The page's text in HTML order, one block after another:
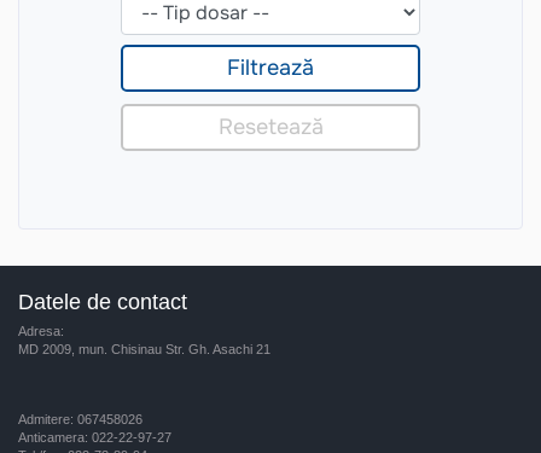
Datele de contact
Adresa:
MD 2009, mun. Chisinau Str. Gh. Asachi 21
Admitere: 067458026
Anticamera: 022-22-97-27